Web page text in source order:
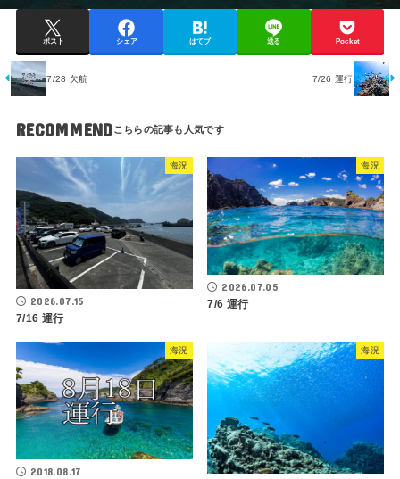
ポスト シェア はてブ 送る Pocket
7/28 欠航 7/26 運行
RECOMMEND
海況
2026.07.15
7/16 運行
海況
2026.07.05
7/6 運行
海況
2018.08.17
海況